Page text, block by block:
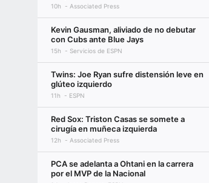
10h Associated Press
Kevin Gausman, aliviado de no debutar
con Cubs ante Blue Jays
15h Servicios de ESPN
Twins: Joe Ryan sufre distensión leve en
glúteo izquierdo
11h ESPN
Red Sox: Triston Casas se somete a
cirugía en muñeca izquierda
12h Associated Press
PCA se adelanta a Ohtani en la carrera
por el MVP de la Nacional